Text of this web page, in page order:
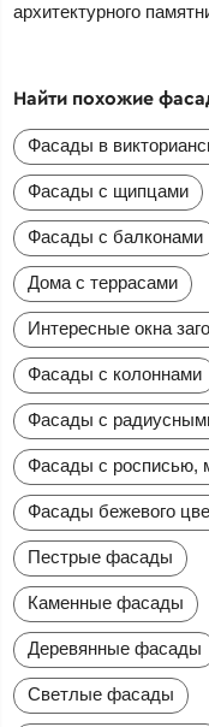
архитектурного
Найти похожие
Фасады в
Фасады с щипцами
Фасады с балконами
Дома с террасами
Интересные окна
Фасады с колоннами
Фасады с
Фасады с росписью,
Фасады бежевого
Пестрые фасады
Каменные фасады
Деревянные фасады
Светлые фасады